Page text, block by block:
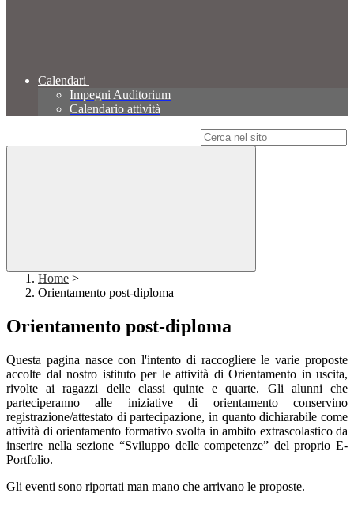
Calendari
Impegni Auditorium
Calendario attività
Home >
Orientamento post-diploma
Orientamento post-diploma
Questa pagina nasce con l'intento di raccogliere le varie proposte
accolte dal nostro istituto per le attività di Orientamento in uscita,
rivolte ai ragazzi delle classi quinte e quarte. Gli alunni che
parteciperanno alle iniziative di orientamento conservino
registrazione/attestato di partecipazione, in quanto dichiarabile come
attività di orientamento formativo svolta in ambito extrascolastico da
inserire nella sezione “Sviluppo delle competenze” del proprio E-
Portfolio.
Gli eventi sono riportati man mano che arrivano le proposte.